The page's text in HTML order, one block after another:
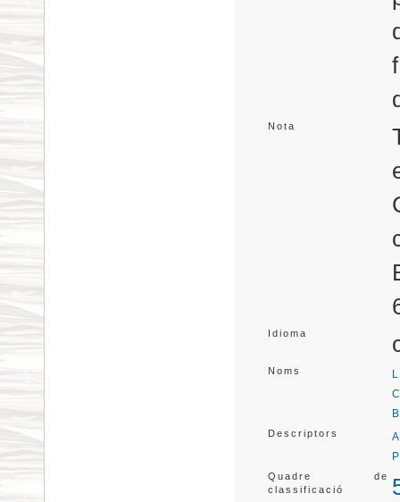
Nota
Idioma
Noms
Descriptors
Quadre de
classificació